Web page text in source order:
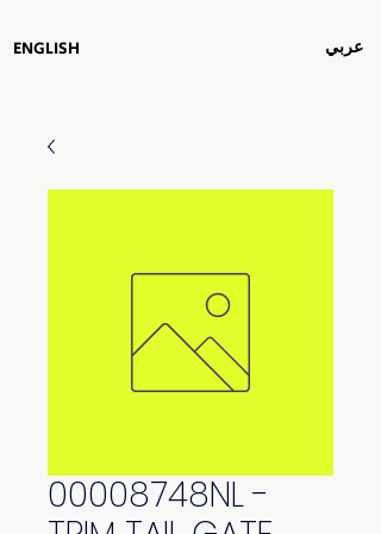
عربي ENGLISH
00008748NL -